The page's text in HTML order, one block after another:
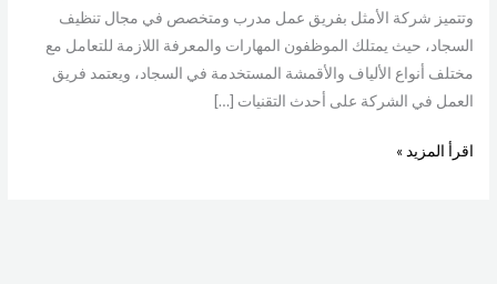
وتتميز شركة الأمثل بفريق عمل مدرب ومتخصص في مجال تنظيف
السجاد، حيث يمتلك الموظفون المهارات والمعرفة اللازمة للتعامل مع
مختلف أنواع الألياف والأقمشة المستخدمة في السجاد، ويعتمد فريق
العمل في الشركة على أحدث التقنيات […]
اقرأ المزيد »